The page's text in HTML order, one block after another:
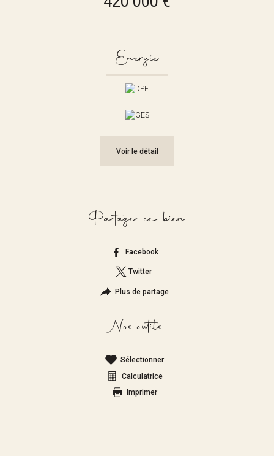
Energie
Voir le détail
Partager ce bien
Facebook
Twitter
Plus de partage
Nos outils
Sélectionner
Calculatrice
Imprimer